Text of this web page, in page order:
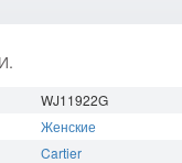
WJ11922G
Женские
Cartier